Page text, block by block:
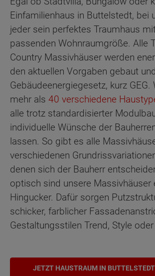
Einfamilienhaus in Buttelstedt, bei
jeder sein perfektes Traumhaus
passenden Wohnraumgröße. Alle
Country Massivhäuser werden
den aktuellen Vorgaben gebaut
Gebäudeenergiegesetz, kurz GEG.
mehr als 40 verschiedene
alle trotz standardisierter
individuelle Wünsche der
lassen. So gibt es alle
verschiedenen
denen sich der Bauherr
optisch sind unsere Massivhäuser
Hingucker. Dafür sorgen
schicker, farblicher
Gestaltungsstilen Trend, Style
JETZT HAUSTRAUM IN